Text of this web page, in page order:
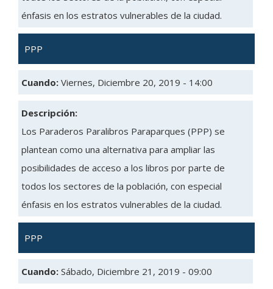
énfasis en los estratos vulnerables de la ciudad.
PPP
Cuando: Viernes, Diciembre 20, 2019 - 14:00
Descripción:
Los Paraderos Paralibros Paraparques (PPP) se
plantean como una alternativa para ampliar las
posibilidades de acceso a los libros por parte de
todos los sectores de la población, con especial
énfasis en los estratos vulnerables de la ciudad.
PPP
Cuando: Sábado, Diciembre 21, 2019 - 09:00